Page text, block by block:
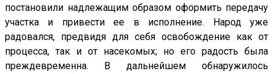
постановили надлежащим образом оформить передачу
участка и привести ее в исполнение. Народ уже
радовался, предвидя для себя освобождение как от
процесса, так и от насекомых; но его радость была
преждевременна. В дальнейшем обнаружилось